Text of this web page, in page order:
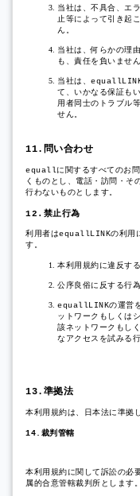
当社は、不具合、エ
止等によって引き起
ん。
当社は、何らかの理
も、責任を負いません
当社は、
て、いかなる保証も
用者同士のトラブル
せん。
11. 問い合わせ
equallに関するすべてのお問
くものとし、電話・訪問・そ
行わないものとします。
12. 禁止行為
利用者はequallLINKの利用
す。
本利用規約に違反す
公序良俗に反する行為
equallLINKの運営
ットワークもしくは
該ネットワークもし
なアクセスを試みる
13. 準拠法
本利用規約は、日本法に準拠
14. 裁判管轄
本利用規約に関して訴訟の必
属的合意管轄裁判所とします。